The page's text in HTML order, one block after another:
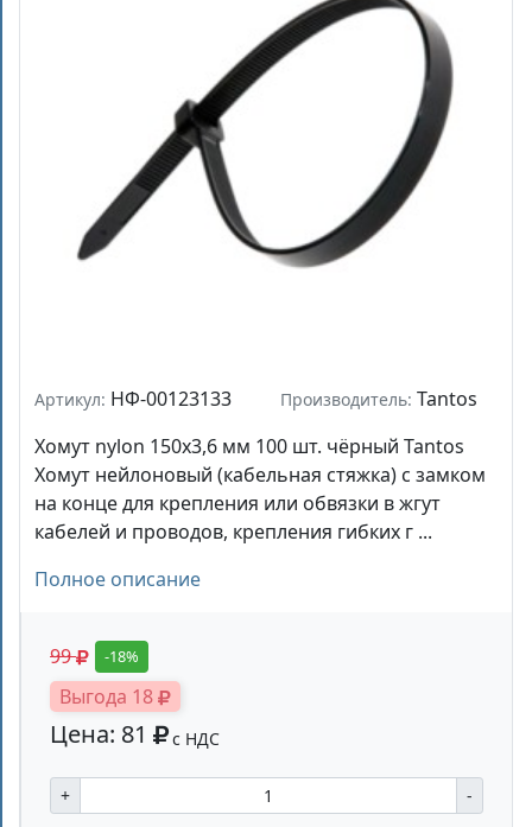
Артикул: НФ-00123133 Производитель: Tantos
Хомут nylon 150x3,6 мм 100 шт. чёрный Tantos
Хомут нейлоновый (кабельная стяжка) с замком
на конце для крепления или обвязки в жгут
кабелей и проводов, крепления гибких г ...
Полное описание
99 -18%
Выгода 18
Цена: 81 с НДС
+ -